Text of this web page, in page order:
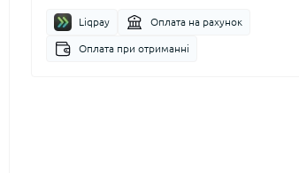
Liqpay Оплата на рахунок
Оплата при отриманні